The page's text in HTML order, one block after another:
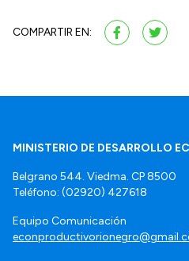
COMPARTIR EN:
MINISTERIO DE DESARROLLO
Belgrano 544. Viedma. CP 8500
Teléfono: (02920) 427618
Equipo Comunicación